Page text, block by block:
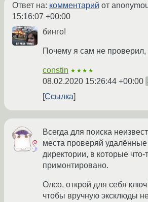
Ответ на: комментарий от
15:16:07 +00:00
бинго!
Почему я сам не проверил,
constin ★★★★
08.02.2020 15:26:44 +00:00
Ссылка
Всегда для поиска
места проверяй
директории, в которые что-
примонтировано.
Олсо, открой для себя ключ
чтобы вручную эксклюды